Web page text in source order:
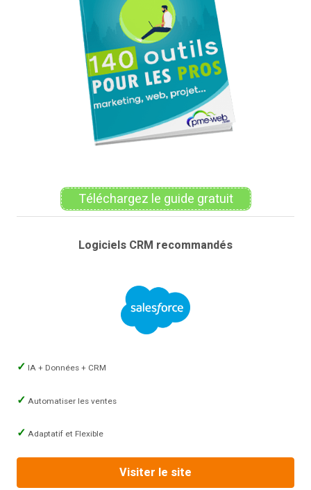
Téléchargez le guide gratuit
Logiciels CRM recommandés
IA + Données + CRM
Automatiser les ventes
Adaptatif et Flexible
Visiter le site